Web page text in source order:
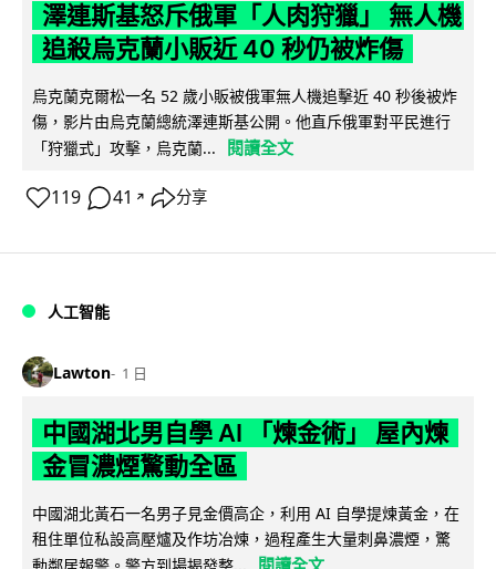
澤連斯基怒斥俄軍「人肉狩獵」 無人機
追殺烏克蘭小販近 40 秒仍被炸傷
烏克蘭克爾松一名 52 歲小販被俄軍無人機追擊近 40 秒後被炸
傷，影片由烏克蘭總統澤連斯基公開。他直斥俄軍對平民進行
「狩獵式」攻擊，烏克蘭...
閱讀全文
119 41 ↗ 分享
人工智能
Lawton 1 日
中國湖北男自學 AI 「煉金術」 屋內煉
金冒濃煙驚動全區
中國湖北黃石一名男子見金價高企，利用 AI 自學提煉黃金，在
租住單位私設高壓爐及作坊冶煉，過程產生大量刺鼻濃煙，驚